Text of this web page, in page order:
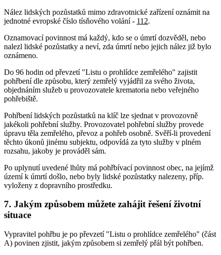
Nález lidských pozůstatků mimo zdravotnické zařízení oznámit na
jednotné evropské číslo tísňového volání - 112.
Oznamovací povinnost má každý, kdo se o úmrtí dozvěděl, nebo
nalezl lidské pozůstatky a neví, zda úmrtí nebo jejich nález již bylo
oznámeno.
Do 96 hodin od převzetí "Listu o prohlídce zemřelého" zajistit
pohřbení dle způsobu, který zemřelý vyjádřil za svého života,
objednáním služeb u provozovatele krematoria nebo veřejného
pohřebiště.
Pohřbení lidských pozůstatků na klíč lze sjednat v provozovně
jakékoli pohřební služby. Provozovatel pohřební služby provede
úpravu těla zemřelého, převoz a pohřeb osobně. Svěří-li provedení
těchto úkonů jinému subjektu, odpovídá za tyto služby v plném
rozsahu, jakoby je prováděl sám.
Po uplynutí uvedené lhůty má pohřbívací povinnost obec, na jejímž
území k úmrtí došlo, nebo byly lidské pozůstatky nalezeny, příp.
vyloženy z dopravního prostředku.
7. Jakým způsobem můžete zahájit řešení životní
situace
Vypravitel pohřbu je po převzetí "Listu o prohlídce zemřelého" (část
A) povinen zjistit, jakým způsobem si zemřelý přál být pohřben.